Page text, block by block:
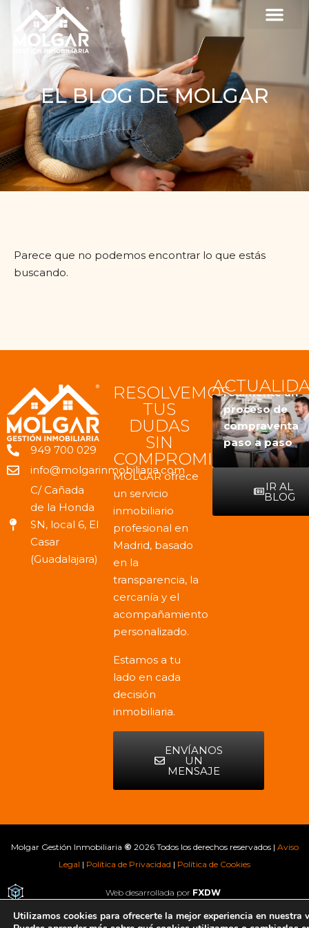
EL BLOG DE MOLGAR
Parece que no podemos encontrar lo que estás
buscando.
949 700 029
info@molgarinmobiliaria.com
C/ Cañada
de la Honda
SN, local 6, El
Casar
(Guadalajara)
RESOLVEMOS
TUS
DUDAS
SIN
COMPROMISO
MOLGAR ofrece
un servicio
inmobiliario
profesional en
Madrid, basado
en la
transparencia, la
cercanía y el
acompañamiento
personalizado.
Estamos a tu
lado en cada
decisión
inmobiliaria.
ENVÍANOS
UN
MENSAJE
cuenta antes
de vender
una vivienda
en Madrid
conviene
hacerse
estas
preguntas
realmente un
proceso de
compraventa
paso a paso
IR AL
BLOG
Molgar Gestión Inmobiliaria © 2026 Todos los derechos reservados | Aviso
Legal | Política de Privacidad | Política de Cookies
Web desarrollada por FXDW
Utilizamos cookies para ofrecerte la mejor experiencia en nuestra